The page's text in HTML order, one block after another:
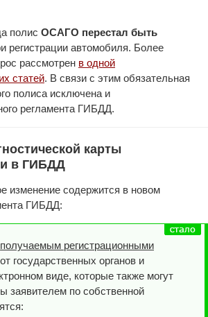
полис ОСАГО перестал быть
регистрации автомобиля. Более
рассмотрен в одной
статей. В связи с этим обязательная
полиса исключена и
регламента ГИБДД.
карты
в ГИБДД
изменение содержится в новом
ГИБДД:
получаемым регистрационными
от государственных органов и
виде, которые также могут
заявителем по собственной